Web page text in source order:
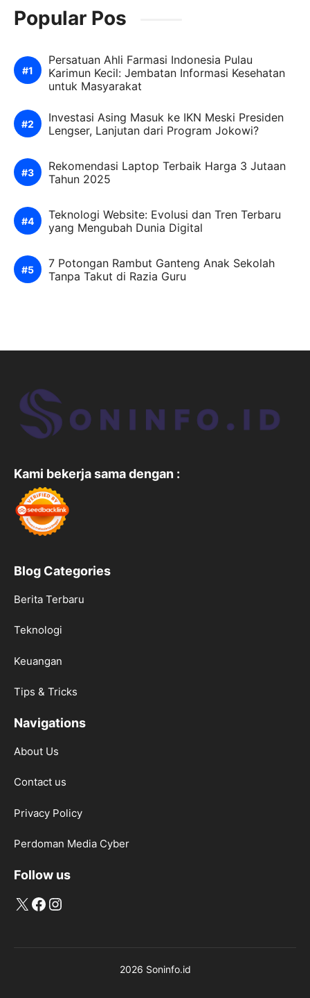
Popular Pos
Persatuan Ahli Farmasi Indonesia Pulau
Karimun Kecil: Jembatan Informasi Kesehatan
untuk Masyarakat
Investasi Asing Masuk ke IKN Meski Presiden
Lengser, Lanjutan dari Program Jokowi?
Rekomendasi Laptop Terbaik Harga 3 Jutaan
Tahun 2025
Teknologi Website: Evolusi dan Tren Terbaru
yang Mengubah Dunia Digital
7 Potongan Rambut Ganteng Anak Sekolah
Tanpa Takut di Razia Guru
Kami bekerja sama dengan :
Blog Categories
Berita Terbaru
Teknologi
Keuangan
Tips & Tricks
Navigations
About Us
Contact us
Privacy Policy
Perdoman Media Cyber
Follow us
X Facebook
Instagram
2026 Soninfo.id